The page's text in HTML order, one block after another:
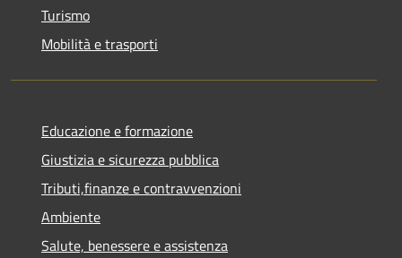
Turismo
Mobilità e trasporti
Educazione e formazione
Giustizia e sicurezza pubblica
Tributi,finanze e contravvenzioni
Ambiente
Salute, benessere e assistenza